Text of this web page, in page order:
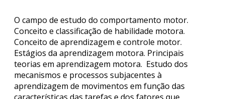
O campo de estudo do comportamento motor.
Conceito e classificação de habilidade motora.
Conceito de aprendizagem e controle motor.
Estágios da aprendizagem motora. Principais
teorias em aprendizagem motora. Estudo dos
mecanismos e processos subjacentes à
aprendizagem de movimentos em função das